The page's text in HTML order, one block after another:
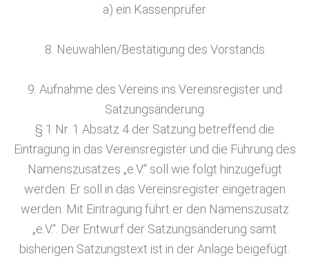
a) ein Kassenprüfer
8. Neuwahlen/Bestätigung des Vorstands
9. Aufnahme des Vereins ins Vereinsregister und
Satzungsänderung
§ 1 Nr. 1 Absatz 4 der Satzung betreffend die
Eintragung in das Vereinsregister und die Führung des
Namenszusatzes „e.V.“ soll wie folgt hinzugefügt
werden: Er soll in das Vereinsregister eingetragen
werden. Mit Eintragung führt er den Namenszusatz
„e.V.“. Der Entwurf der Satzungsänderung samt
bisherigen Satzungstext ist in der Anlage beigefügt.